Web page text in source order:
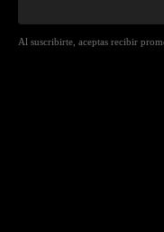
Al suscribirte, aceptas recibir